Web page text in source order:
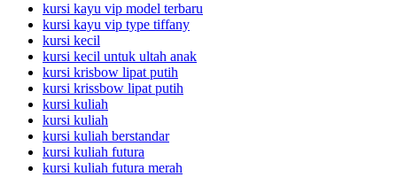
kursi kayu vip model terbaru
kursi kayu vip type tiffany
kursi kecil
kursi kecil untuk ultah anak
kursi krisbow lipat putih
kursi krissbow lipat putih
kursi kuliah
kursi kuliah
kursi kuliah berstandar
kursi kuliah futura
kursi kuliah futura merah